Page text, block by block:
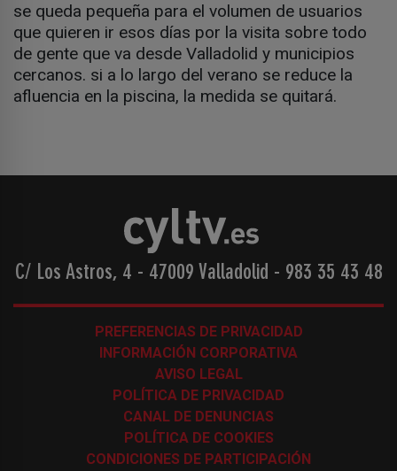
se queda pequeña para el volumen de usuarios
que quieren ir esos días por la visita sobre todo
de gente que va desde Valladolid y municipios
cercanos. si a lo largo del verano se reduce la
afluencia en la piscina, la medida se quitará.
C/ Los Astros, 4 - 47009 Valladolid - 983 35 43 48
PREFERENCIAS DE PRIVACIDAD
INFORMACIÓN CORPORATIVA
AVISO LEGAL
POLÍTICA DE PRIVACIDAD
CANAL DE DENUNCIAS
POLÍTICA DE COOKIES
CONDICIONES DE PARTICIPACIÓN